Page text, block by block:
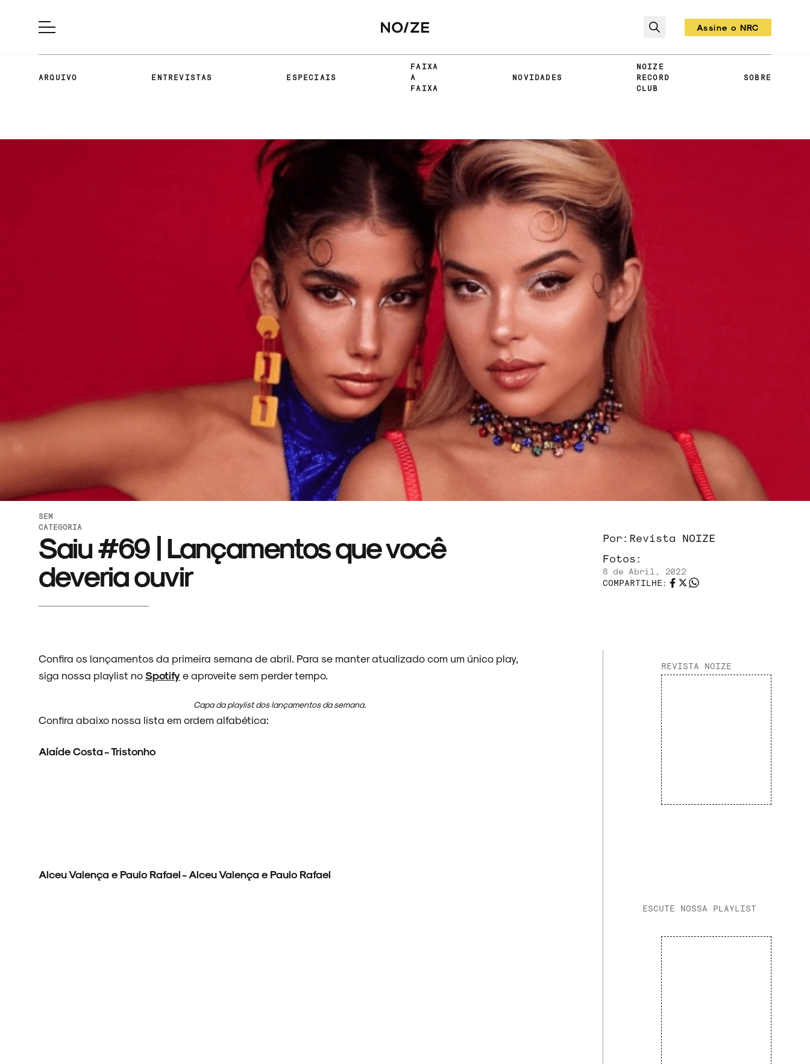
Assine o NRC
ARQUIVO ENTREVISTAS ESPECIAIS
FAIXA
A
FAIXA
NOVIDADES
NOIZE
RECORD
CLUB
SOBRE
SEM
CATEGORIA
Saiu #69 | Lançamentos que você
deveria ouvir
Por: Revista NOIZE
Fotos:
8 de Abril, 2022
COMPARTILHE:
Confira os lançamentos da primeira semana de abril. Para se manter atualizado com um único play,
siga nossa playlist noSpotify e aproveite sem perder tempo.
Capa da playlist dos lançamentos da semana.
Confira abaixo nossa lista em ordem alfabética:
Alaíde Costa - Tristonho
Alceu Valença e Paulo Rafael - Alceu Valença e Paulo Rafael
REVISTA NOIZE
ESCUTE NOSSA PLAYLIST